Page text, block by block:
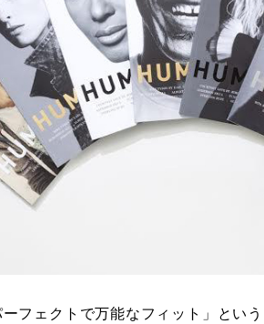
フェクトで万能なフィット」とい